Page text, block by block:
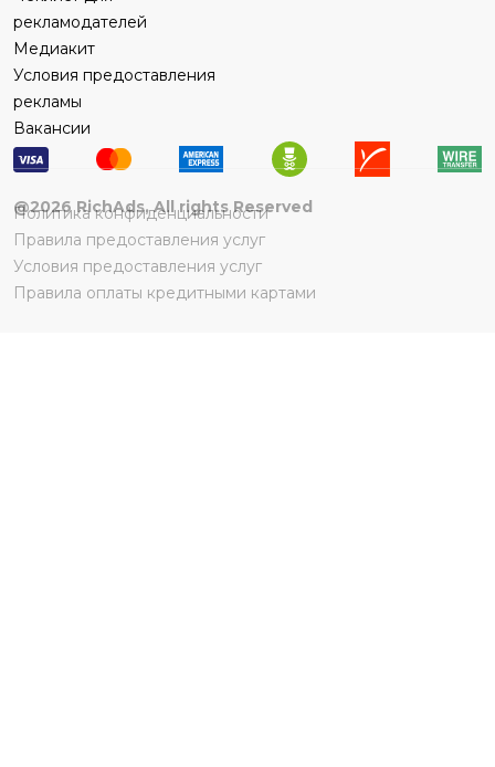
рекламодателей
Медиакит
Условия предоставления
рекламы
Вакансии
@2026RichAds, All rights Reserved
Политика конфиденциальности
Правила предоставления услуг
Условия предоставления услуг
Правила оплаты кредитными картами